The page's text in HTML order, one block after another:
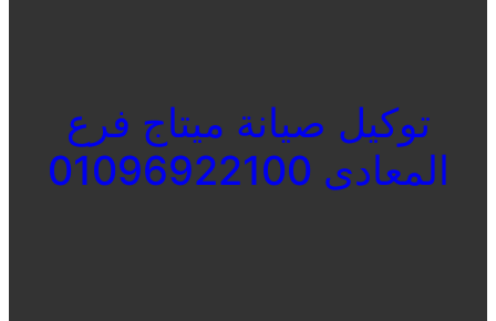
توكيل صيانة ميتاج فرع
المعادى 01096922100